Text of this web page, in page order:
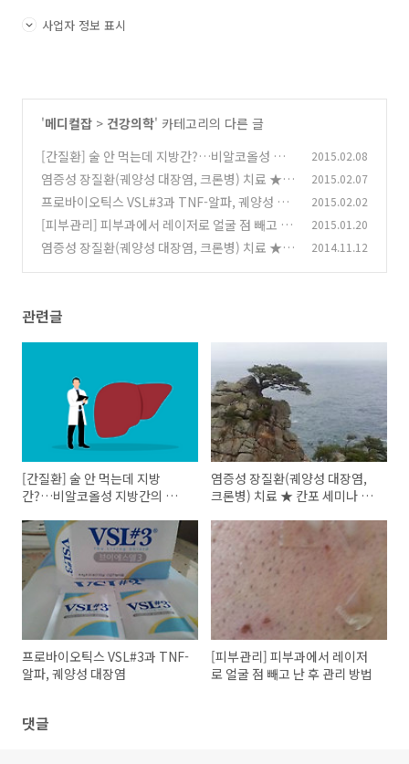
사업자 정보 표시
'메디컬잡 > 건강의학' 카테고리의 다른 글
[간질환] 술 안 먹는데 지방간?…비알코올성 지
방간의 원인과 치료 (0)
2015.02.08
염증성 장질환(궤양성 대장염, 크론병) 치료 ★
칸포 세미나 아마노 원장 Q&A
(20)
2015.02.07
프로바이오틱스 VSL#3과 TNF-알파, 궤양성 대
장염
(5)
2015.02.02
[피부관리] 피부과에서 레이저로 얼굴 점 빼고 난
후 관리 방법
(19)
2015.01.20
염증성 장질환(궤양성 대장염, 크론병) 치료 ★
2014.11.12
관련글
[간질환] 술 안 먹는데 지방
간?…비알코올성 지방간의 원인
염증성 장질환(궤양성 대장염,
크론병) 치료 ★ 칸포 세미나 아
프로바이오틱스 VSL#3과 TNF-
알파, 궤양성 대장염
[피부관리] 피부과에서 레이저
로 얼굴 점 빼고 난 후 관리 방법
댓글